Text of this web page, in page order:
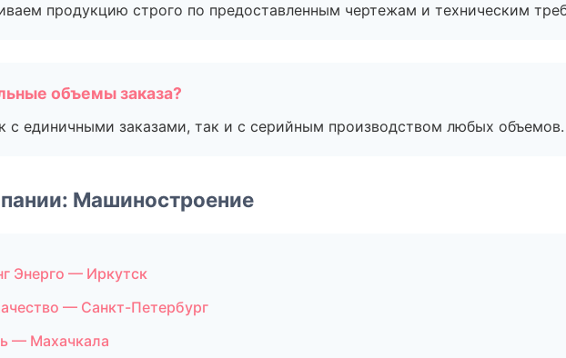
продукцию строго по предоставленным чертежам и техническим
объемы заказа?
с единичными заказами, так и с серийным производством любых объемов.
Машиностроение
Энерго — Иркутск
— Санкт-Петербург
— Махачкала